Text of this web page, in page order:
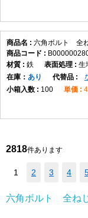
六角ボルト 全
鉄
生
在庫
あり
100
2818件あります
1 2 3 4
六角ボルト 全ね